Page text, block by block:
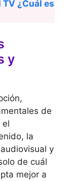
¿Cuál es
y
de
el
la
y
de cuál
mejor a